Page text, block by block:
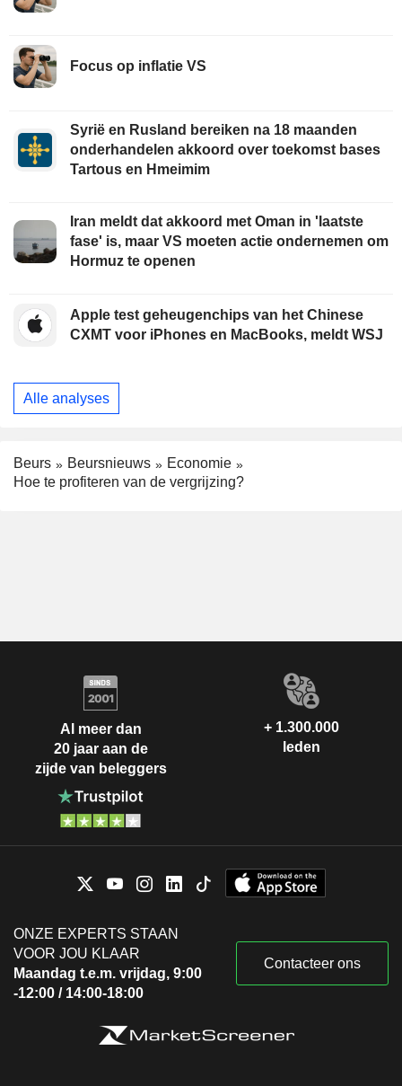
Focus op inflatie VS
Syrië en Rusland bereiken na 18 maanden
onderhandelen akkoord over toekomst bases
Tartous en Hmeimim
Iran meldt dat akkoord met Oman in 'laatste
fase' is, maar VS moeten actie ondernemen om
Hormuz te openen
Apple test geheugenchips van het Chinese
CXMT voor iPhones en MacBooks, meldt WSJ
Alle analyses
Beurs Beursnieuws
Economie
Hoe te profiteren van de vergrijzing?
Al meer dan
20 jaar aan de
zijde van beleggers
+ 1.300.000
leden
ONZE EXPERTS STAAN
VOOR JOU KLAAR
Maandag t.e.m. vrijdag, 9:00
-12:00 / 14:00-18:00
Contacteer ons